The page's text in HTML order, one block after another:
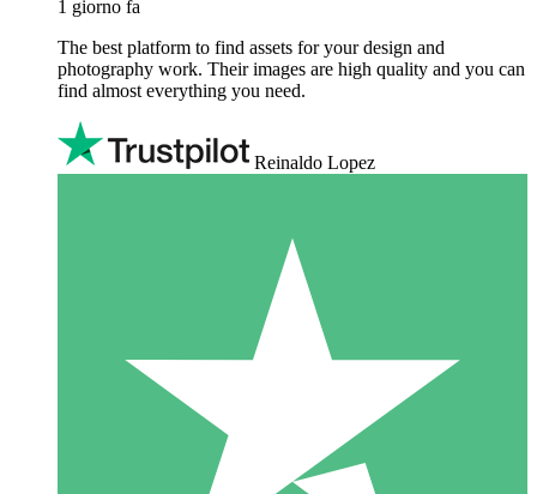
1 giorno fa
The best platform to find assets for your design and
photography work. Their images are high quality and you can
find almost everything you need.
Reinaldo Lopez